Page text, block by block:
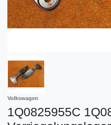
Volkswagen
1Q0825955C